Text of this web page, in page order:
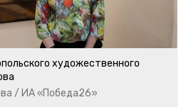
художественного
/ ИА «Победа26»